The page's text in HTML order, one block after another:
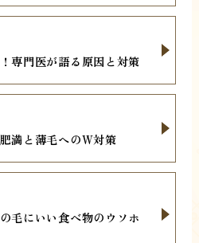
専門医が語る原因と対策
満と薄毛へのW対策
毛にいい食べ物のウソホ